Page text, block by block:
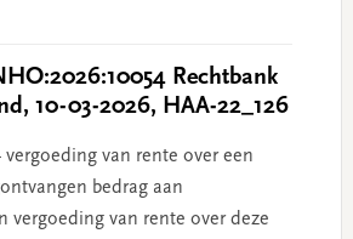
Rechtbank
10-03-2026, HAA-22_126
vergoeding van rente over een
bedrag aan
vergoeding van rente over deze